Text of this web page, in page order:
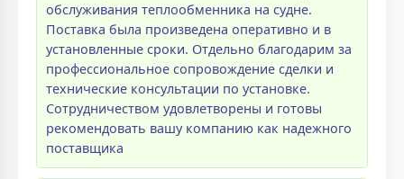
обслуживания теплообменника на судне.
Поставка была произведена оперативно и в
установленные сроки. Отдельно благодарим за
профессиональное сопровождение сделки и
технические консультации по установке.
Сотрудничеством удовлетворены и готовы
рекомендовать вашу компанию как надежного
поставщика